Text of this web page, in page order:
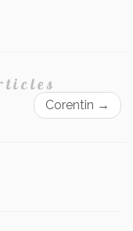
Corentin →